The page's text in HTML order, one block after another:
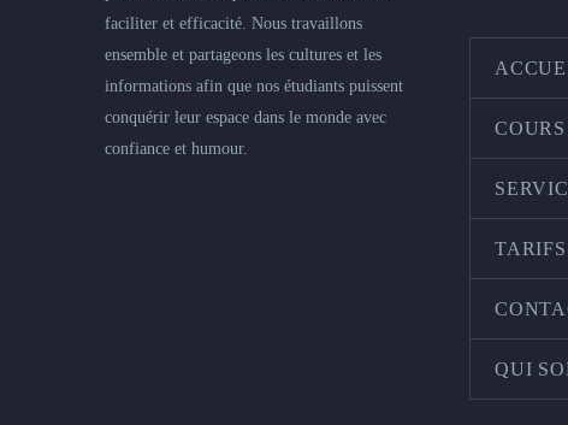
faciliter et efficacité. Nous travaillons
ensemble et partageons les cultures et les
informations afin que nos étudiants puissent
conquérir leur espace dans le monde avec
confiance et humour.
TARIFS
QUI